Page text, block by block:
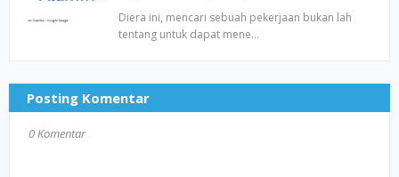
Diera ini, mencari sebuah pekerjaan bukan lah
tentang untuk dapat mene…
Posting Komentar
0 Komentar